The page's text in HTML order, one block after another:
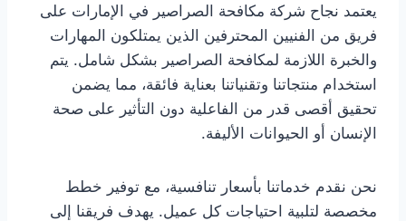
يعتمد نجاح شركة مكافحة الصراصير في الإمارات على
فريق من الفنيين المحترفين الذين يمتلكون المهارات
والخبرة اللازمة لمكافحة الصراصير بشكل شامل. يتم
استخدام منتجاتنا وتقنياتنا بعناية فائقة، مما يضمن
تحقيق أقصى قدر من الفاعلية دون التأثير على صحة
الإنسان أو الحيوانات الأليفة.
نحن نقدم خدماتنا بأسعار تنافسية، مع توفير خطط
مخصصة لتلبية احتياجات كل عميل. يهدف فريقنا إلى